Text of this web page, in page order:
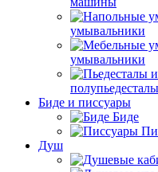
умывальники
умывальники
полупьедесталы
Биде и писсуары
Биде
Душ